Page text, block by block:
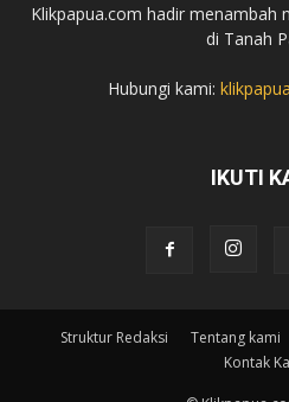
Klikpapua.com hadir menambah
di Tanah
Hubungi kami:
IKUTI
Struktur Redaksi Tentang kami
Kontak